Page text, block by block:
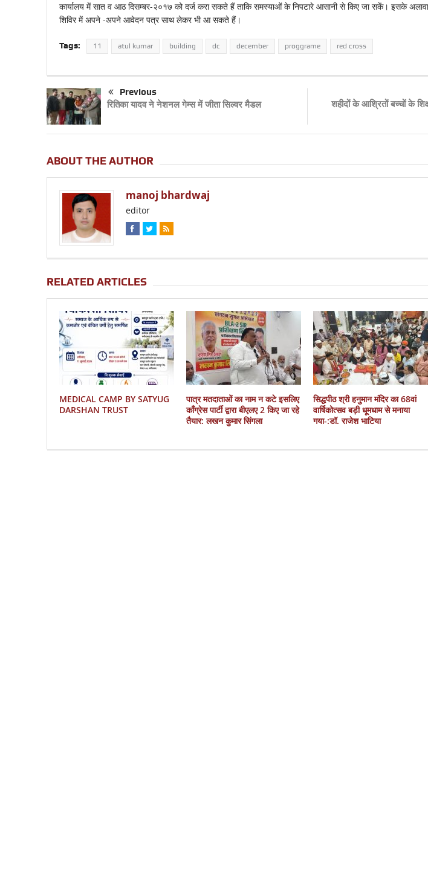
कार्यालय में सात व आठ दिसम्बर-२०१७ को दर्ज करा सकते हैं ताकि समस्याओं के निपटारे आसानी से किए जा सकें। इसके अलावा
शिविर में अपने -अपने आवेदन पत्र साथ लेकर भी आ सकते हैं।
Tags: 11 atul kumar building dc december proggrame red cross
Previous
रितिका यादव ने नेशनल गेम्स में जीता सिल्वर मैडल
शहीदों के आश्रितों बच्चों के
ABOUT THE AUTHOR
manoj bhardwaj
editor
RELATED ARTICLES
MEDICAL CAMP BY SATYUG
DARSHAN TRUST
पात्र मतदाताओं का नाम न कटे इसलिए
काँग्रेस पार्टी द्वारा बीएलए 2 किए जा रहे
तैयार: लखन कुमार सिंगला
सिद्धपीठ श्री हनुमान मंदिर का 68वां
वार्षिकोत्सव बड़ी धूमधाम से मनाया
गया-:डॉ. राजेश भाटिया